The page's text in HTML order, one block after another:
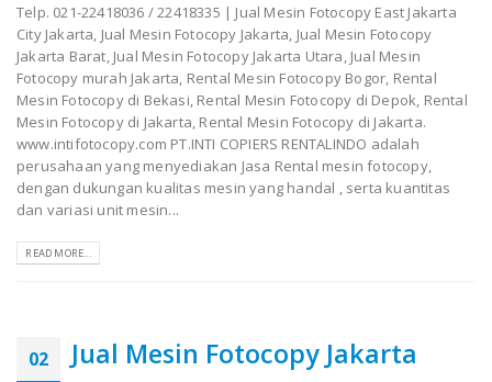
Telp. 021-22418036 / 22418335 | Jual Mesin Fotocopy East Jakarta
City Jakarta, Jual Mesin Fotocopy Jakarta, Jual Mesin Fotocopy
Jakarta Barat, Jual Mesin Fotocopy Jakarta Utara, Jual Mesin
Fotocopy murah Jakarta, Rental Mesin Fotocopy Bogor, Rental
Mesin Fotocopy di Bekasi, Rental Mesin Fotocopy di Depok, Rental
Mesin Fotocopy di Jakarta, Rental Mesin Fotocopy di Jakarta.
www.intifotocopy.com PT.INTI COPIERS RENTALINDO adalah
perusahaan yang menyediakan Jasa Rental mesin fotocopy,
dengan dukungan kualitas mesin yang handal , serta kuantitas
dan variasi unit mesin...
READ MORE...
02 Jual Mesin Fotocopy Jakarta